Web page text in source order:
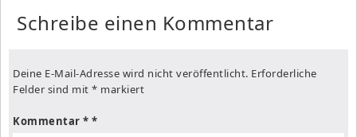
Schreibe einen Kommentar
Deine E-Mail-Adresse wird nicht veröffentlicht. Erforderliche
Felder sind mit * markiert
Kommentar *